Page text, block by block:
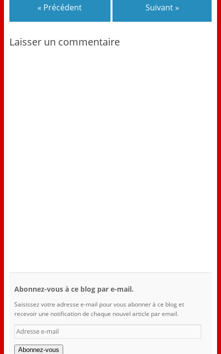
« Précédent Suivant »
Laisser un commentaire
Abonnez-vous à ce blog par e-mail.
Saisissez votre adresse e-mail pour vous abonner à ce blog et
recevoir une notification de chaque nouvel article par email.
Abonnez-vous